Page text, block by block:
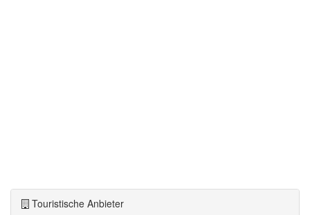
Touristische Anbieter